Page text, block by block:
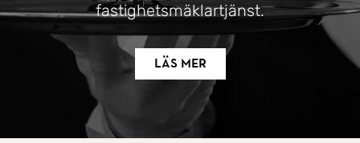
fastighetsmäklartjänst.
Läs mer